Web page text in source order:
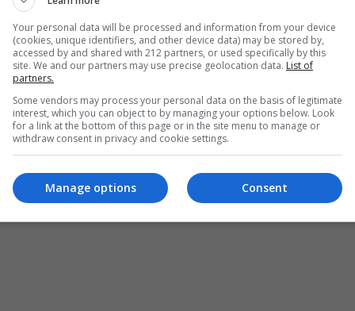
Your personal data will be processed and information from your device
(cookies, unique identifiers, and other device data) may be stored by,
accessed by and shared with 212 partners, or used specifically by this
site. We and our partners may use precise geolocation data. List of
partners.
Some vendors may process your personal data on the basis of legitimate
interest, which you can object to by managing your options below. Look
for a link at the bottom of this page or in the site menu to manage or
withdraw consent in privacy and cookie settings.
Consent
Manage options